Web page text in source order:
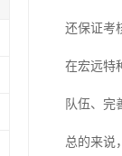
还保证考
在宏远特
队伍、完
总的来说